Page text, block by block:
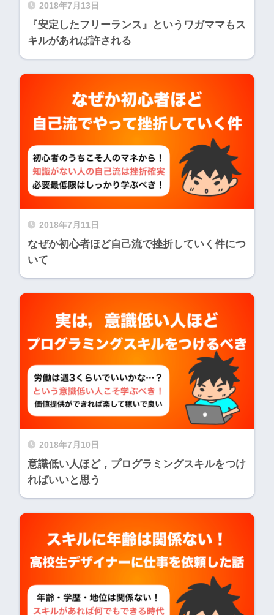
2018年7月13日
『安定したフリーランス』というワガママもス
キルがあれば許される
2018年7月11日
なぜか初心者ほど自己流で挫折していく件につ
いて
2018年7月10日
意識低い人ほど，プログラミングスキルをつけ
ればいいと思う